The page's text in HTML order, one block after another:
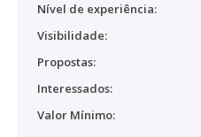
Nível de experiência:
Visibilidade:
Propostas:
Interessados:
Valor Mínimo: